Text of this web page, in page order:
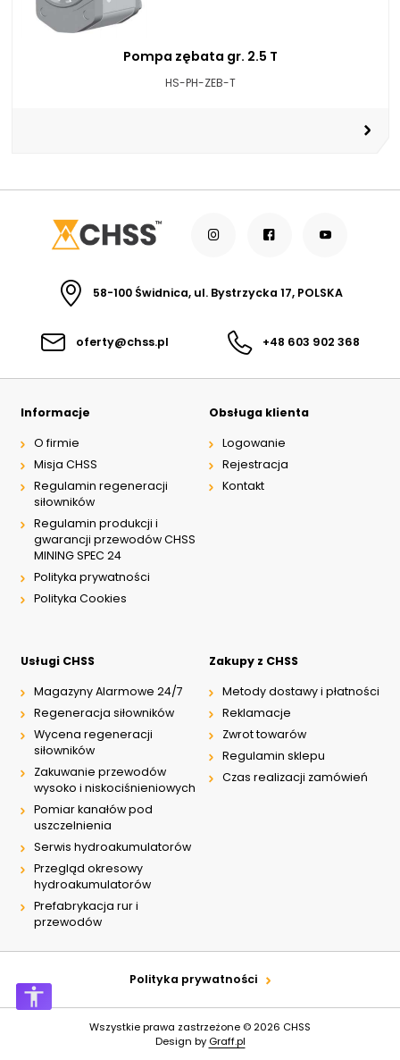
Pompa zębata gr. 2.5 T
HS-PH-ZEB-T
58-100 Świdnica, ul. Bystrzycka 17, POLSKA
oferty@chss.pl +48 603 902 368
Informacje
O firmie
Misja CHSS
Regulamin regeneracji
siłowników
Regulamin produkcji i
gwarancji przewodów CHSS
MINING SPEC 24
Polityka prywatności
Polityka Cookies
Obsługa klienta
Logowanie
Rejestracja
Kontakt
Usługi CHSS
Magazyny Alarmowe 24/7
Regeneracja siłowników
Wycena regeneracji
siłowników
Zakuwanie przewodów
wysoko i niskociśnieniowych
Pomiar kanałów pod
uszczelnienia
Serwis hydroakumulatorów
Przegląd okresowy
hydroakumulatorów
Prefabrykacja rur i
przewodów
Zakupy z CHSS
Metody dostawy i płatności
Reklamacje
Zwrot towarów
Regulamin sklepu
Czas realizacji zamówień
Polityka prywatności
Wszystkie prawa zastrzeżone © 2026 CHSS
Design by Graff.pl